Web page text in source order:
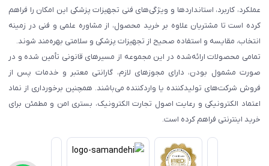
عملکرد، کاربرد، استانداردها و ویژگی‌های فنی تجهیزات پزشکی این امکان را فراهم
کرده است تا مشتریان علاوه بر خرید محصول، از مشاوره علمی و فنی در زمینه
انتخاب، مقایسه و استفاده صحیح از تجهیزات پزشکی و سلامتی بهره‌مند شوند.
تمامی محصولات ارائه‌شده در این مجموعه از مسیرهای قانونی تأمین شده و در
صورت مشمول بودن، دارای مجوزهای لازم، گارانتی معتبر و خدمات پس از
فروش شرکت‌های تولیدکننده یا واردکننده می‌باشند. همچنین برخورداری از نماد
اعتماد الکترونیکی و رعایت اصول تجارت الکترونیک، بستری امن و مطمئن برای
خرید اینترنتی فراهم کرده است.